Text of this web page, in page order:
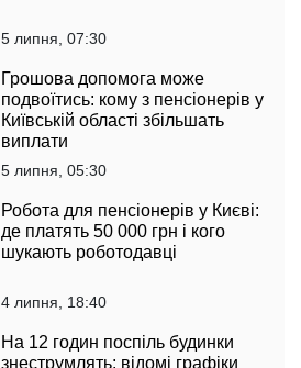
5 липня, 07:30
Грошова допомога може
подвоїтись: кому з пенсіонерів у
Київській області збільшать
виплати
5 липня, 05:30
Робота для пенсіонерів у Києві:
де платять 50 000 грн і кого
шукають роботодавці
4 липня, 18:40
На 12 годин поспіль будинки
знеструмлять: відомі графіки